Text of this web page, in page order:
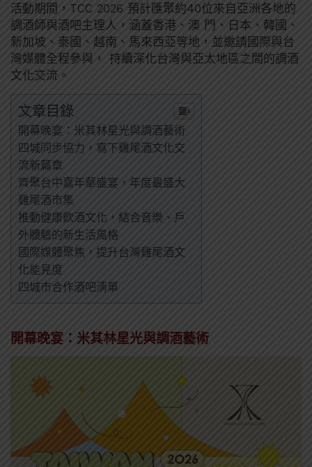
活動期間，TCC 2026 預計匯聚約40位來自亞洲各地的
調酒師與酒吧主理人，涵蓋香港、澳 門、日本、韓國、
新加坡、泰國、越南、馬來西亞等地，並邀請國際與台
灣媒體全程參與， 持續深化台灣與亞太地區之間的調酒
文化交流。
文章目錄
開幕晚宴：米其林星光與調酒藝術
四城同步協力，寫下雞尾酒文化交
流新篇章
齊聚台中嘉年華盛宴，年度最盛大
雞尾酒市集
推動健康飮酒文化，結合音樂、戶
外體驗的新生活風格
國際媒體聚焦，提升台灣雞尾酒文
化能見度
四城市合作酒吧淸單
開幕晚宴：米其林星光與調酒藝術